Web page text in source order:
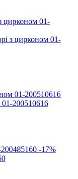
з цирконом 01-
01-200510616
-17%